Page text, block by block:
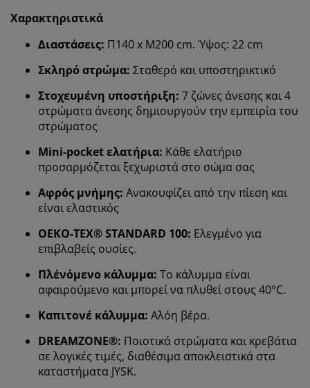
Χαρακτηριστικά
Διαστάσεις: Π140 x Μ200 cm. Ύψος: 22 cm
Σκληρό στρώμα: Σταθερό και υποστηρικτικό
Στοχευμένη υποστήριξη: 7 ζώνες άνεσης και 4
στρώματα άνεσης δημιουργούν την εμπειρία του
στρώματος
Mini-pocket ελατήρια: Κάθε ελατήριο
προσαρμόζεται ξεχωριστά στο σώμα σας
Αφρός μνήμης: Ανακουφίζει από την πίεση και
είναι ελαστικός
OEKO-TEX® STANDARD 100: Ελεγμένο για
επιβλαβείς ουσίες.
Πλένόμενο κάλυμμα: Το κάλυμμα είναι
αφαιρούμενο και μπορεί να πλυθεί στους 40°C.
Καπιτονέ κάλυμμα: Αλόη βέρα.
DREAMZONE®: Ποιοτικά στρώματα και κρεβάτια
σε λογικές τιμές, διαθέσιμα αποκλειστικά στα
καταστήματα JYSK.